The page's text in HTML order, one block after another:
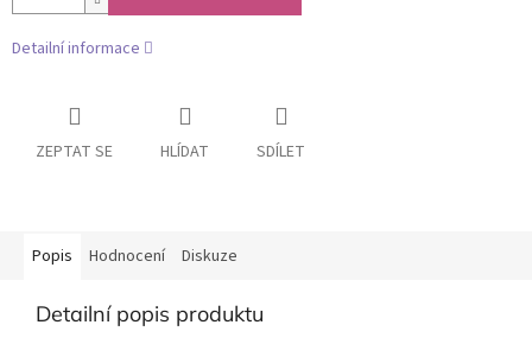
Detailní informace
ZEPTAT SE HLÍDAT SDÍLET
Popis Hodnocení Diskuze
Detailní popis produktu